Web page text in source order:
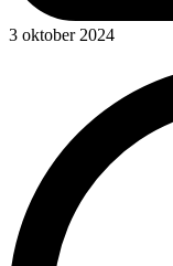
3 oktober 2024